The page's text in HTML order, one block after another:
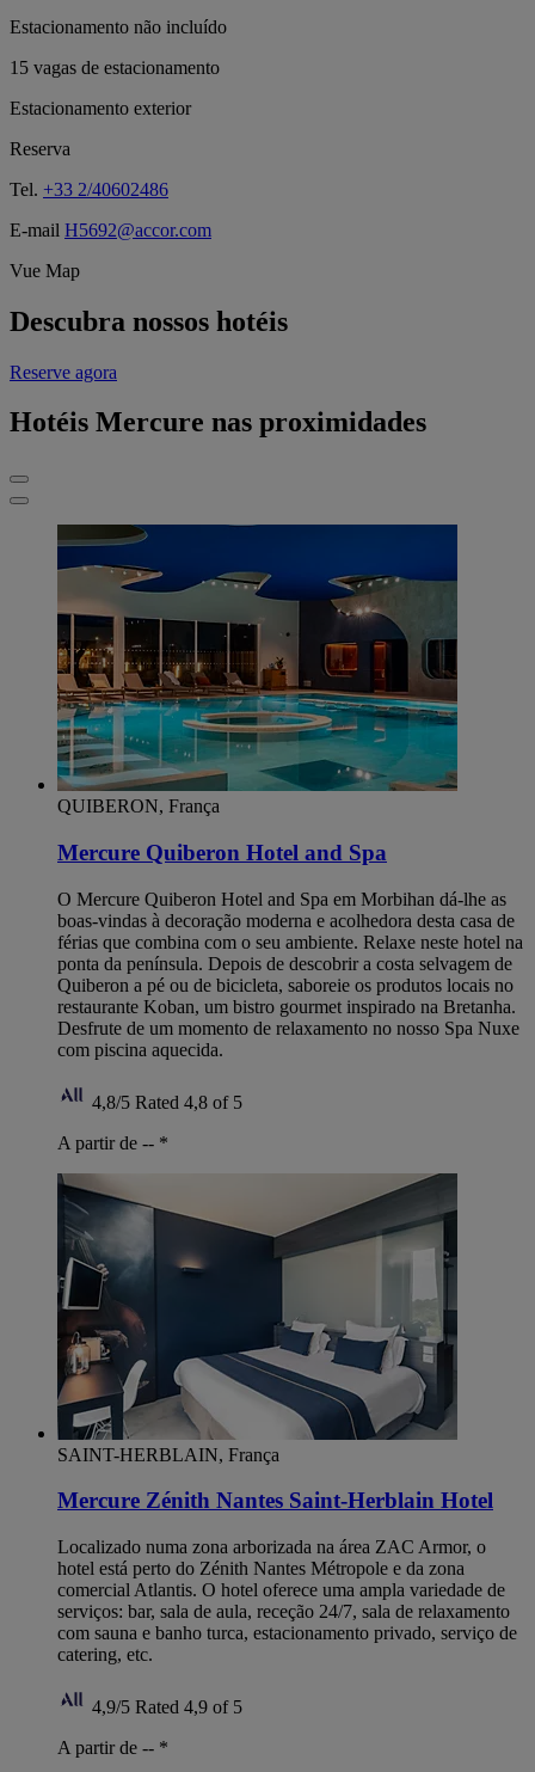
Estacionamento não incluído
15 vagas de estacionamento
Estacionamento exterior
Reserva
Tel. +33 2/40602486
E-mail H5692@accor.com
Vue Map
Descubra nossos hotéis
Reserve agora
Hotéis Mercure nas proximidades
QUIBERON, França
Mercure Quiberon Hotel and Spa
O Mercure Quiberon Hotel and Spa em Morbihan dá-lhe as
boas-vindas à decoração moderna e acolhedora desta casa de
férias que combina com o seu ambiente. Relaxe neste hotel na
ponta da península. Depois de descobrir a costa selvagem de
Quiberon a pé ou de bicicleta, saboreie os produtos locais no
restaurante Koban, um bistro gourmet inspirado na Bretanha.
Desfrute de um momento de relaxamento no nosso Spa Nuxe
com piscina aquecida.
4,8/5 Rated 4,8 of 5
A partir de -- *
SAINT-HERBLAIN, França
Mercure Zénith Nantes Saint-Herblain Hotel
Localizado numa zona arborizada na área ZAC Armor, o
hotel está perto do Zénith Nantes Métropole e da zona
comercial Atlantis. O hotel oferece uma ampla variedade de
serviços: bar, sala de aula, receção 24/7, sala de relaxamento
com sauna e banho turca, estacionamento privado, serviço de
catering, etc.
4,9/5 Rated 4,9 of 5
A partir de -- *